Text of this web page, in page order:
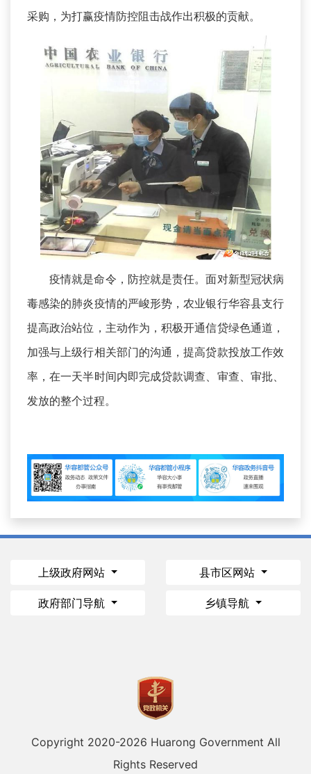
采购，为打赢疫情防控阻击战作出积极的贡献。
疫情就是命令，防控就是责任。面对新型冠状病
毒感染的肺炎疫情的严峻形势，农业银行华容县支行
提高政治站位，主动作为，积极开通信贷绿色通道，
加强与上级行相关部门的沟通，提高贷款投放工作效
率，在一天半时间内即完成贷款调查、审查、审批、
发放的整个过程。
上级政府网站 县市区网站
政府部门导航 乡镇导航
Copyright 2020-2026 Huarong Government All
Rights Reserved